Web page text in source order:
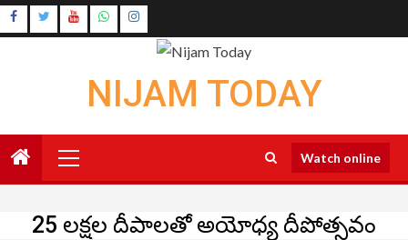
Skip
to
Instagram
NIJAM TODAY
Menu
Watch online
25 లక్షల దీపాలతో అయోధ్య దీపోత్సవం